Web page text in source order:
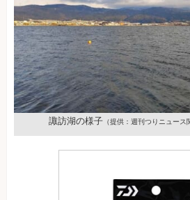
諏訪湖の様子 （提供：週刊つりニュース